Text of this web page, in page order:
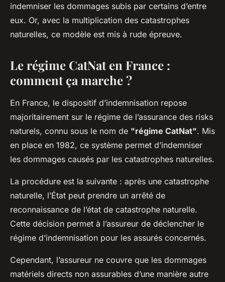
indemniser les dommages subis par certains d’entre
eux. Or, avec la multiplication des catastrophes
naturelles, ce modèle est mis à rude épreuve.
Le régime CatNat en France :
comment ça marche ?
En France, le dispositif d’indemnisation repose
majoritairement sur le régime de l’assurance des risks
naturels, connu sous le nom de "régime CatNat". Mis
en place en 1982, ce système permet d’indemniser
les dommages causés par les catastrophes naturelles.
La procédure est la suivante : après une catastrophe
naturelle, l’État peut prendre un arrêté de
reconnaissance de l’état de catastrophe naturelle.
Cette décision permet à l’assureur de déclencher le
régime d’indemnisation pour les assurés concernés.
Cependant, l’assureur ne couvre que les dommages
matériels directs non assurables d’une manière autre